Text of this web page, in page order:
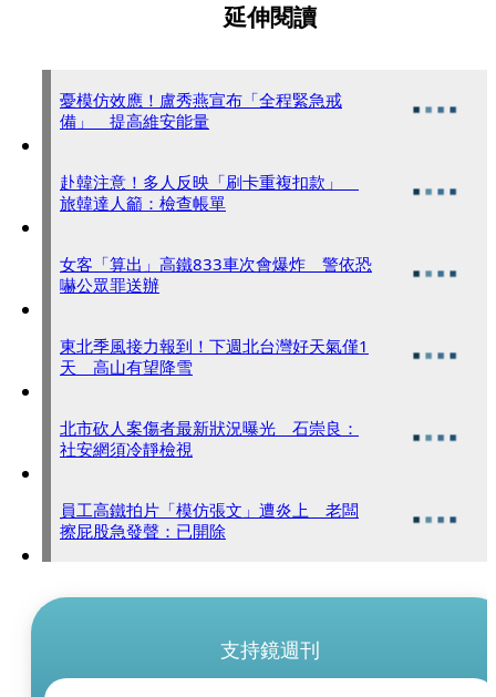
延伸閱讀
憂模仿效應！盧秀燕宣布「全程緊急戒
備」 提高維安能量
赴韓注意！多人反映「刷卡重複扣款」
旅韓達人籲：檢查帳單
女客「算出」高鐵833車次會爆炸 警依恐
嚇公眾罪送辦
東北季風接力報到！下週北台灣好天氣僅1
天 高山有望降雪
北市砍人案傷者最新狀況曝光 石崇良：
社安網須冷靜檢視
員工高鐵拍片「模仿張文」遭炎上 老闆
擦屁股急發聲：已開除
支持鏡週刊